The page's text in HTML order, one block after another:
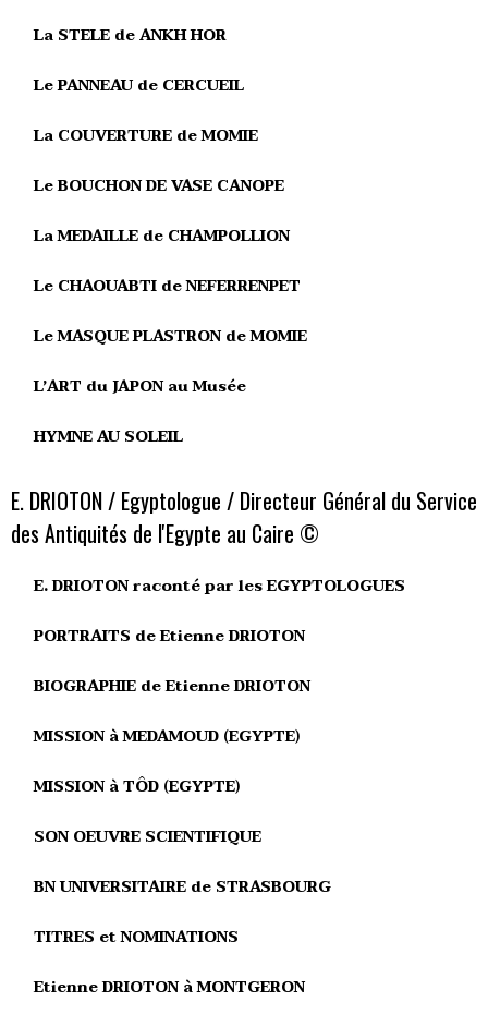
La STELE de ANKH HOR
Le PANNEAU de CERCUEIL
La COUVERTURE de MOMIE
Le BOUCHON DE VASE CANOPE
La MEDAILLE de CHAMPOLLION
Le CHAOUABTI de NEFERRENPET
Le MASQUE PLASTRON de MOMIE
L’ART du JAPON au Musée
HYMNE AU SOLEIL
E. DRIOTON / Egyptologue / Directeur Général du Service
des Antiquités de l'Egypte au Caire ©
E. DRIOTON raconté par les EGYPTOLOGUES
PORTRAITS de Etienne DRIOTON
BIOGRAPHIE de Etienne DRIOTON
MISSION à MEDAMOUD (EGYPTE)
MISSION à TÔD (EGYPTE)
SON OEUVRE SCIENTIFIQUE
BN UNIVERSITAIRE de STRASBOURG
TITRES et NOMINATIONS
Etienne DRIOTON à MONTGERON